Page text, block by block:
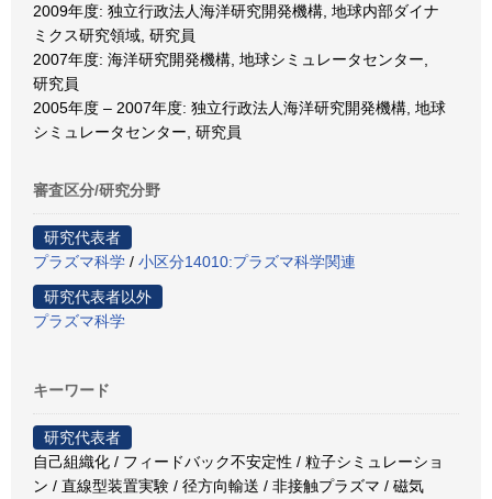
2009年度: 独立行政法人海洋研究開発機構, 地球内部ダイナ
ミクス研究領域, 研究員
2007年度: 海洋研究開発機構, 地球シミュレータセンター,
研究員
2005年度 – 2007年度: 独立行政法人海洋研究開発機構, 地球
シミュレータセンター, 研究員
審査区分/研究分野
研究代表者
プラズマ科学 / 小区分14010:プラズマ科学関連
研究代表者以外
プラズマ科学
キーワード
研究代表者
自己組織化 / フィードバック不安定性 / 粒子シミュレーショ
ン / 直線型装置実験 / 径方向輸送 / 非接触プラズマ / 磁気